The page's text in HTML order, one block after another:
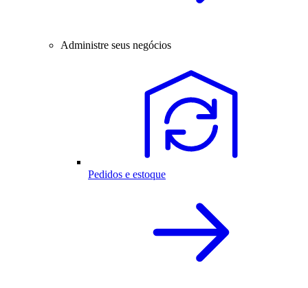
Administre seus negócios
Pedidos e estoque